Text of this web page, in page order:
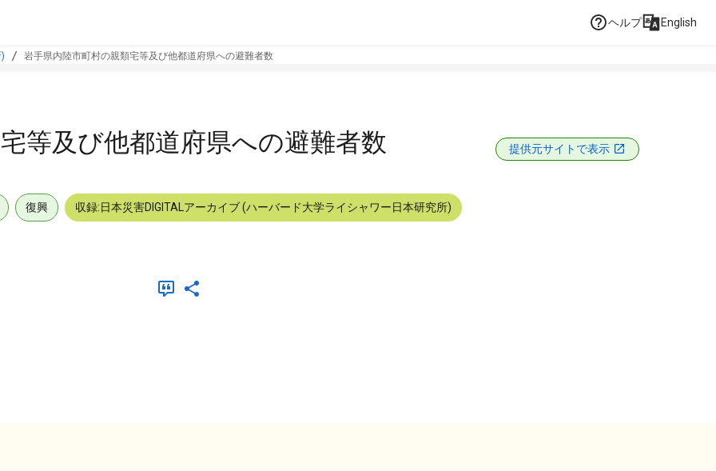
ヘルプ English
岩手県内陸市町村の親類宅等及び他都道府県への避難者数
等及び他都道府県への避難者数 提供元サイトで表示
復興 収録:日本災害DIGITALアーカイブ (ハーバード大学ライシャワー日本研究所)